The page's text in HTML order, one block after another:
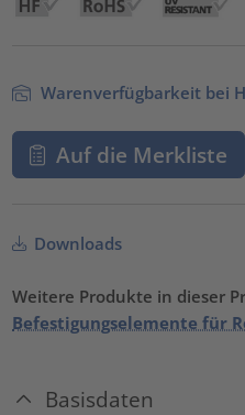
Warenverfügbarkeit bei
Auf die Merkliste
Downloads
Weitere Produkte in dieser
Befestigungselemente für
Basisdaten